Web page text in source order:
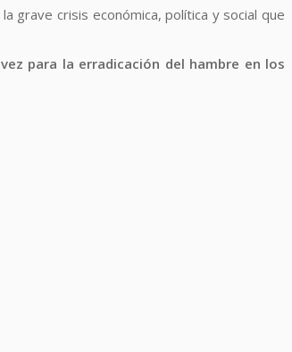
grave crisis económica, política y social que
para la erradicación del hambre en los